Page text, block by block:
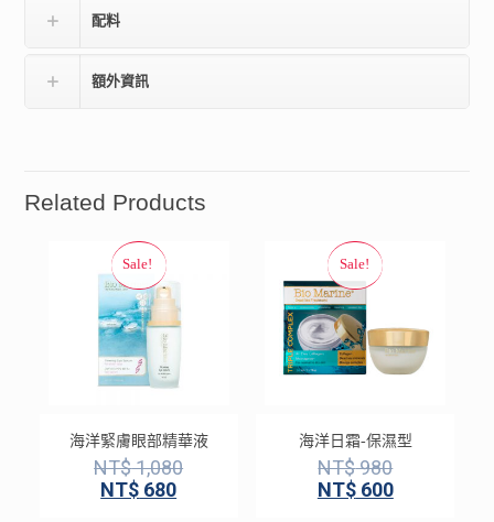
配料
額外資訊
Related Products
海洋緊膚眼部精華液
NT$1,080
NT$ 680
海洋日霜-保濕型
NT$980
NT$600